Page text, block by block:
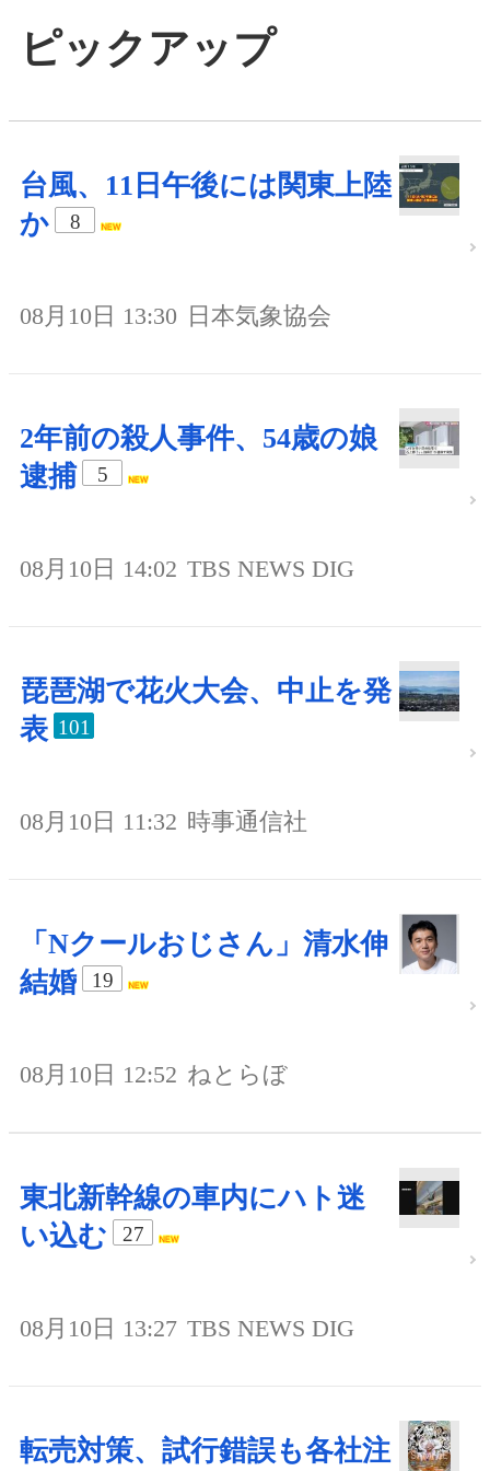
ピックアップ
台風、11日午後には関東上陸
か
8
08月10日 13:30 日本気象協会
2年前の殺人事件、54歳の娘
逮捕
5
08月10日 14:02 TBS NEWS DIG
琵琶湖で花火大会、中止を発
表 101
08月10日 11:32 時事通信社
「Nクールおじさん」清水伸
結婚
19
08月10日 12:52 ねとらぼ
東北新幹線の車内にハト迷
い込む
27
08月10日 13:27 TBS NEWS DIG
転売対策、試行錯誤も各社注